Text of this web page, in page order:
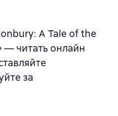
A Tale of the
— читать онлайн
за